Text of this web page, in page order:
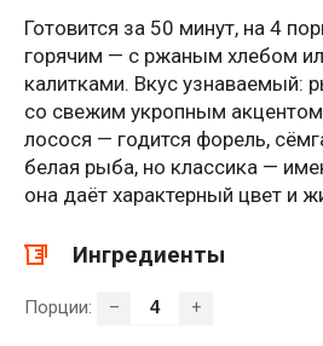
Готовится за 50 минут, на 4
горячим — с ржаным хлебом
калитками. Вкус узнаваемый:
со свежим укропным
лосося — годится форель,
белая рыба, но классика —
она даёт характерный цвет и
Ингредиенты
Порции: – +